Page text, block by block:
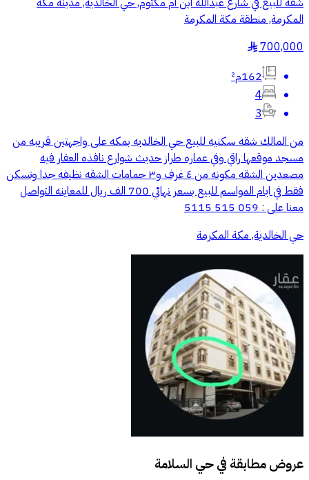
المكرمة, منطقة مكة المكرمة
700,000
§
162م²
4
3
من المالك شقه سكنيه للبيع حي الخالديه بمكه على واجهتين قريبه من
مسجد موقعها راقي وفي عماره طراز حديث شوارع نافذه العقار فيه
مصعدين الشقه مكونه من ٤ غرف و٣ حمامات الشقه نظيفه جدا وتسكن
فقط في ايام المواسم للبيع بسعر نهائي 700 الف ريال للمعاينه التواصل
معنا على : 059 515 5115
حي الخالدية, مكة المكرمة
عروض مطابقة فيحي السلامة